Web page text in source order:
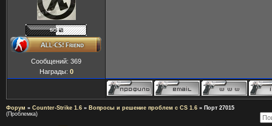
Сообщений: 369
Награды: 0
Форум » Counter-Strike 1.6 » Вопросы и решение проблем с CS 1.6 » Порт 27015
(Проблемка)